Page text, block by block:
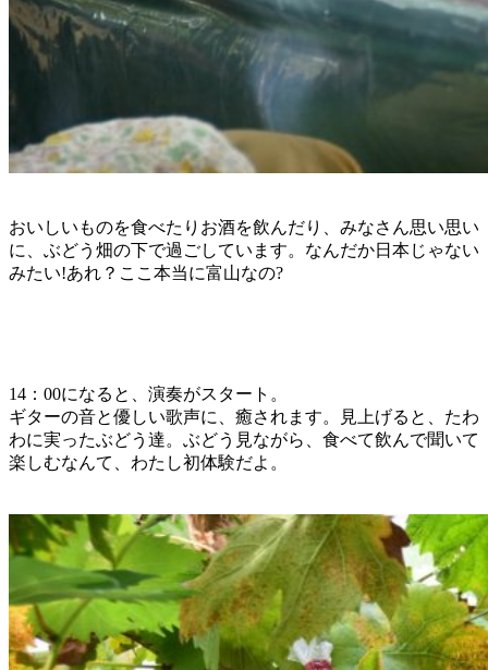
おいしいものを食べたりお酒を飲んだり、みなさん思い思い
に、ぶどう畑の下で過ごしています。なんだか日本じゃない
みたい!あれ？ここ本当に富山なの?
14：00になると、演奏がスタート。
ギターの音と優しい歌声に、癒されます。見上げると、たわ
わに実ったぶどう達。ぶどう見ながら、食べて飲んで聞いて
楽しむなんて、わたし初体験だよ。